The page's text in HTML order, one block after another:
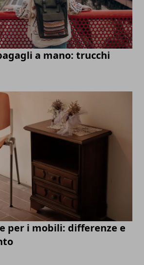
a mano: trucchi
per i mobili: differenze e